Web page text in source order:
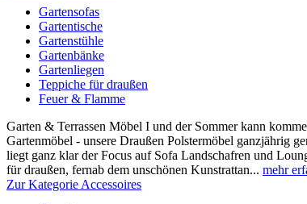
Gartensofas
Gartentische
Gartenstühle
Gartenbänke
Gartenliegen
Teppiche für draußen
Feuer & Flamme
Garten & Terrassen Möbel I und der Sommer kann
Gartenmöbel - unsere Draußen Polstermöbel ganzjährig
liegt ganz klar der Focus auf Sofa Landschafren und
für draußen, fernab dem unschönen Kunstrattan... mehr
Zur Kategorie Accessoires